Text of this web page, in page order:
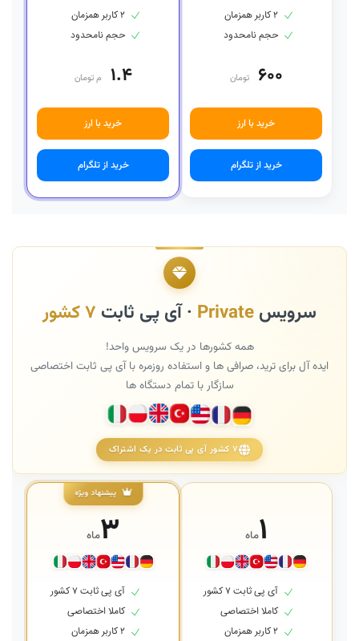
۲ کاربر همزمان
حجم نامحدود
۶۰۰ تومان
خرید با ارز
خرید از تلگرام
۲ کاربر همزمان
حجم نامحدود
۱.۴ م تومان
خرید با ارز
خرید از تلگرام
سرویس Private · آی پی ثابت ۷ کشور
همه کشورها در یک سرویس واحد!
ایده آل برای ترید، صرافی ها و استفاده روزمره با آی پی ثابت اختصاصی
سازگار با تمام دستگاه ها
۷ کشور آی پی ثابت در یک اشتراک
۱ماه
آی پی ثابت ۷ کشور
کاملا اختصاصی
۲ کاربر همزمان
پیشنهاد ویژه
۳ماه
آی پی ثابت ۷ کشور
کاملا اختصاصی
۲ کاربر همزمان